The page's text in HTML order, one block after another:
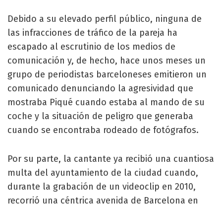
Debido a su elevado perfil público, ninguna de
las infracciones de tráfico de la pareja ha
escapado al escrutinio de los medios de
comunicación y, de hecho, hace unos meses un
grupo de periodistas barceloneses emitieron un
comunicado denunciando la agresividad que
mostraba Piqué cuando estaba al mando de su
coche y la situación de peligro que generaba
cuando se encontraba rodeado de fotógrafos.
Por su parte, la cantante ya recibió una cuantiosa
multa del ayuntamiento de la ciudad cuando,
durante la grabación de un videoclip en 2010,
recorrió una céntrica avenida de Barcelona en